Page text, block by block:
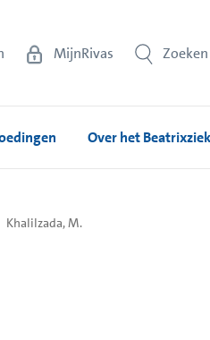
MijnRivas Zoeken
Over het
Khalilzada, M.